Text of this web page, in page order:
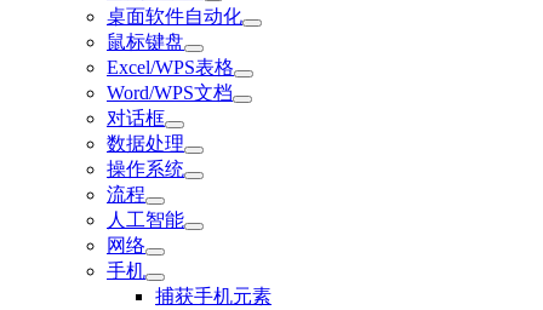
桌面软件自动化
鼠标键盘
Excel/WPS表格
Word/WPS文档
对话框
数据处理
操作系统
流程
人工智能
网络
手机
捕获手机元素